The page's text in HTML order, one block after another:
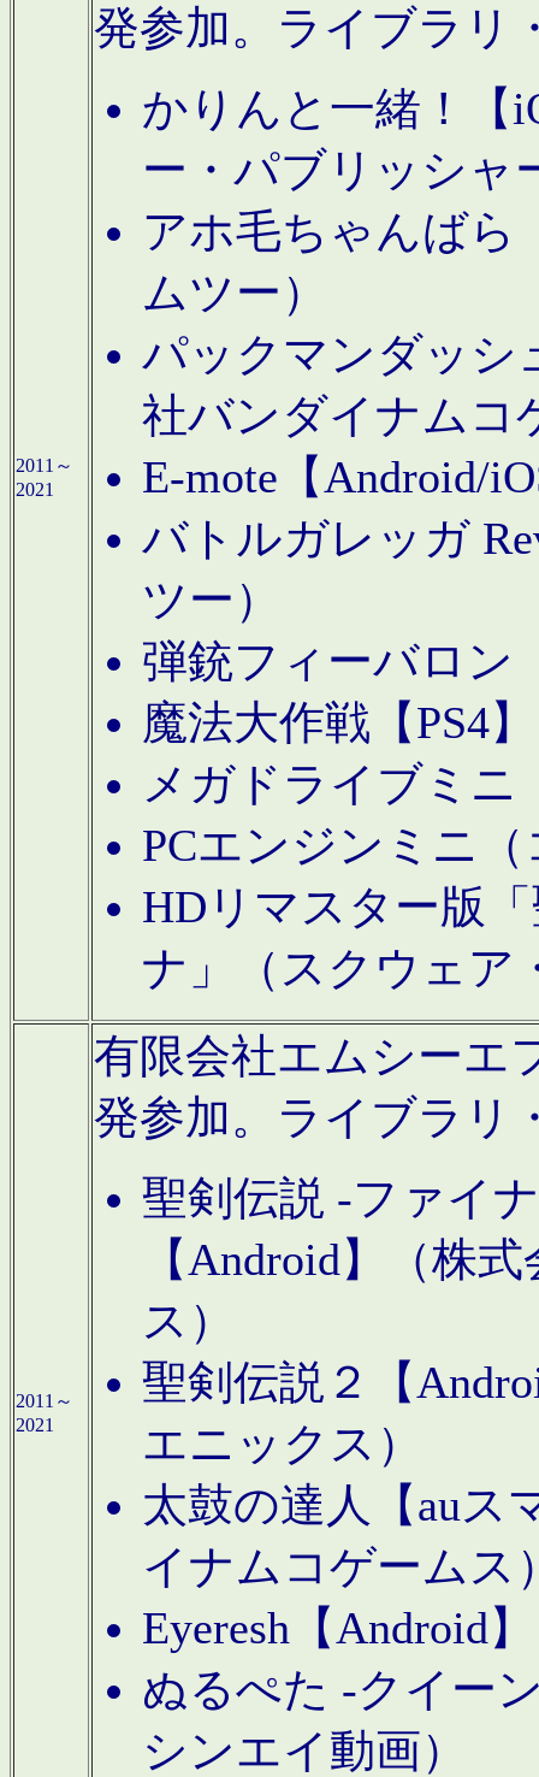
2011～
2021
発参加。ライブラリ
かりんと一緒！【
ー・パブリッシャ
アホ毛ちゃんばら
ムツー）
パックマンダッシ
社バンダイナムコ
E-mote【Android/
バトルガレッガ
ツー）
弾銃フィーバロン
魔法大作戦【PS4
メガドライブミニ
PCエンジンミニ
HDリマスター版
ナ」（スクウェア
2011～
2021
有限会社エムシーエ
発参加。ライブラリ
聖剣伝説 -ファイ
【Android】（株
ス）
聖剣伝説２【
エニックス）
太鼓の達人【auス
イナムコゲームス
Eyeresh【Android
ぬるぺた -クイー
シンエイ動画）